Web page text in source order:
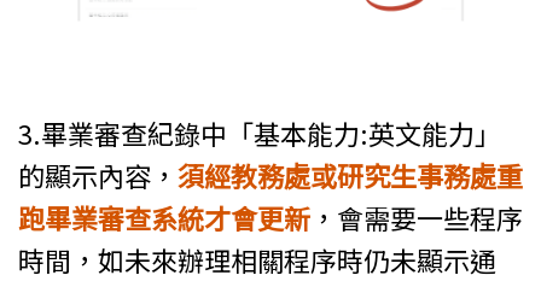
3.畢業審查紀錄中「基本能力:英文能力」
的顯示內容， 須經教務處或研究生事務處重
跑畢業審查系統才會更新 ，會需要一些程序
時間，如未來辦理相關程序時仍未顯示通